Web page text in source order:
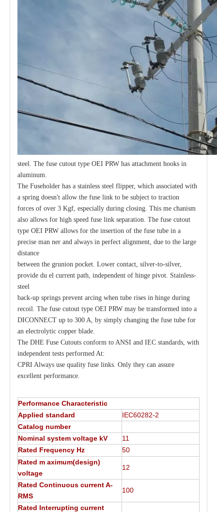
steel. The fuse cutout type OEI PRW has attachment hooks in
aluminum.
The Fuseholder has a stainless steel flipper, which associated with
a spring doesn't allow the fuse link to be subject to traction
forces of over 3 Kgf, especially during closing. This me chanism
also allows for high speed fuse link separation. The fuse cutout
type OEI PRW allows for the insertion of the fuse tube in a
precise man ner and always in perfect alignment, due to the large
distance
between the grunion pocket. Lower contact, silver-to-silver,
provide du el current path, independent of hinge pivot. Stainless-
steel
back-up springs prevent arcing when tube rises in hinge during
recoil. The fuse cutout type OEI PRW may be transformed into a
DICONNECT up to 300 A, by simply changing the fuse tube for
an electrolytic copper blade.
The DHE Fuse Cutouts conform to ANSI and IEC standards, with
independent tests performed At:
CPRI Always use quality fuse links. Only they can assure
excellent performance.
Performance Characteristic
Applied standard
IEC60282-2
Catalog number
Nominal system voltage kV
11
Rated Frequency Hz
50
Rated m aximum(design)
voltage
12
Rated Continuous current A-
RMS
100
Rated Interrupting current